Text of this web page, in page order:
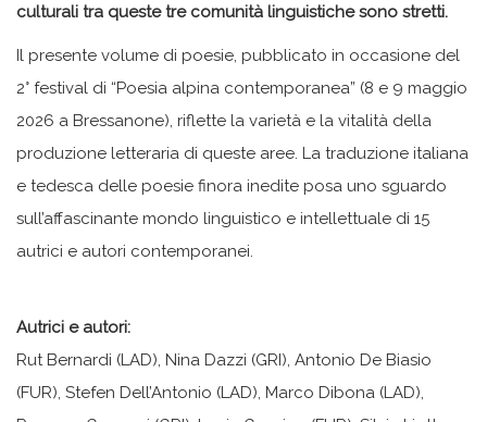
culturali tra queste tre comunità linguistiche sono stretti.
Il presente volume di poesie, pubblicato in occasione del
2° festival di “Poesia alpina contemporanea” (8 e 9 maggio
2026 a Bressanone), riflette la varietà e la vitalità della
produzione letteraria di queste aree. La traduzione italiana
e tedesca delle poesie finora inedite posa uno sguardo
sull’affascinante mondo linguistico e intellettuale di 15
autrici e autori contemporanei.
Autrici e autori:
Rut Bernardi (LAD), Nina Dazzi (GRI), Antonio De Biasio
(FUR), Stefen Dell’Antonio (LAD), Marco Dibona (LAD),